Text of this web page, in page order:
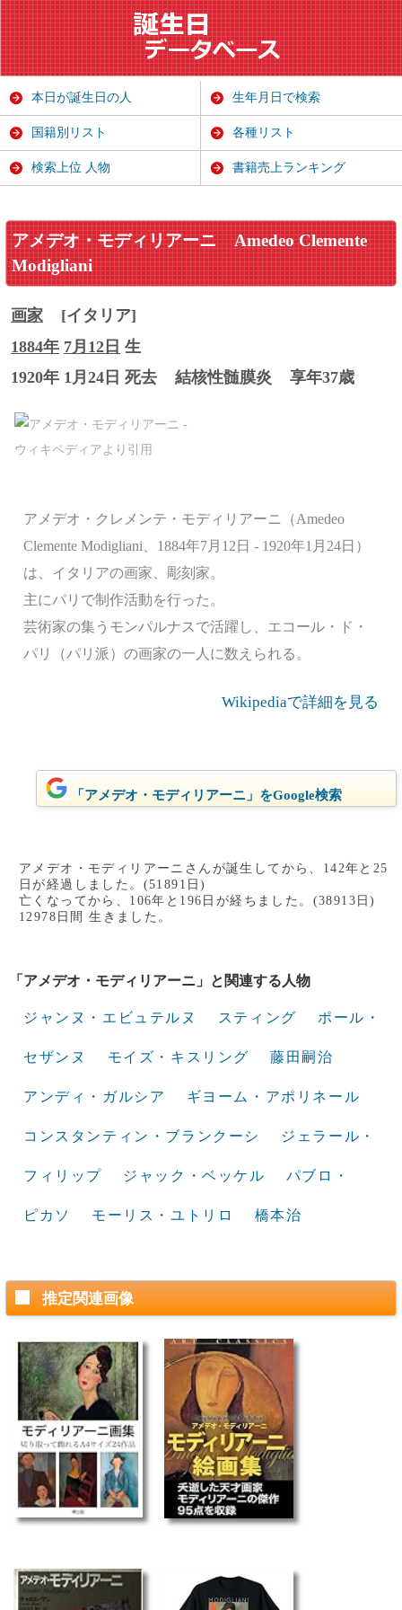
アメデオ・モディリアーニ
Amedeo Clemente
Modigliani
画家
[イタリア]
1884年 7月12日 生
1920年 1月24日 死去
結核性髄膜炎 享年37歳
アメデオ・クレメンテ・モディリアーニ（Amedeo
Clemente Modigliani、1884年7月12日 - 1920年1月24日）
は、イタリアの画家、彫刻家。
主にパリで制作活動を行った。
芸術家の集うモンパルナスで活躍し、エコール・ド・
パリ（パリ派）の画家の一人に数えられる。
Wikipediaで詳細を見る
「アメデオ・モディリアーニ」をGoogle検索
アメデオ・モディリアーニさんが誕生してから、142年と25
日が経過しました。(51891日)
亡くなってから、106年と196日が経ちました。(38913日)
12978日間 生きました。
「アメデオ・モディリアーニ」と関連する人物
ジャンヌ・エビュテルヌ スティング ポール・
セザンヌ モイズ・キスリング 藤田嗣治
アンディ・ガルシア ギヨーム・アポリネール
コンスタンティン・ブランクーシ ジェラール・
フィリップ ジャック・ベッケル パブロ・
ピカソ モーリス・ユトリロ 橋本治
推定関連画像
本日が誕生日の人 生年月日で検索
国籍別リスト 各種リスト
検索上位 人物 書籍売上ランキング